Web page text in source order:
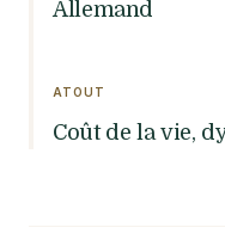
Allemand
ATOUT
Coût de la vie,